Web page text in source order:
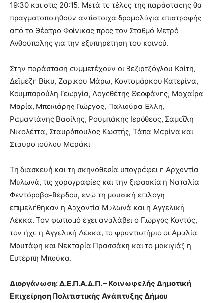
19:30 και στις 20:15. Μετά το τέλος της παράστασης θα
πραγματοποιηθούν αντίστοιχα δρομολόγια επιστροφής
από το Θέατρο Φοίνικας προς τον Σταθμό Μετρό
Ανθούπολης για την εξυπηρέτηση του κοινού.
Στην παράσταση συμμετέχουν οι Βεζιρτζόγλου Καίτη,
Δεϊμέζη Βίκυ, Ζαρίκου Μάρω, Κοντομάρκου Κατερίνα,
Κουμπαρούλη Γεωργία, Λογοθέτης Θεοφάνης, Μαχαίρα
Μαρία, Μπεκιάρης Γιώργος, Παλιούρα Έλλη,
Ραμαντάνης Βασίλης, Ρουμπάκης Ιερόθεος, Σαμοΐλη
Νικολέττα, Σταυρόπουλος Κωστής, Τάπα Μαρίνα και
Σταυροπούλου Μαράκι.
Τη διασκευή και τη σκηνοθεσία υπογράφει η Αρχοντία
Μυλωνά, τις χορογραφίες και την ξιφασκία η Ναταλία
Φεντόροβα-Βέρδου, ενώ τη μουσική επιλογή
επιμελήθηκαν η Αρχοντία Μυλωνά και η Αγγελική
Λέκκα. Τον φωτισμό έχει αναλάβει ο Γιώργος Κοντός,
τον ήχο η Αγγελική Λέκκα, το φροντιστήριο οι Αμαλία
Μουτάφη και Νεκταρία Πρασσάκη και το μακιγιάζ η
Ευτέρπη Μπούκα.
Διοργάνωση: Δ.Ε.Π.Α.Δ.Π. – Κοινωφελής Δημοτική
Επιχείρηση Πολιτιστικής Ανάπτυξης Δήμου